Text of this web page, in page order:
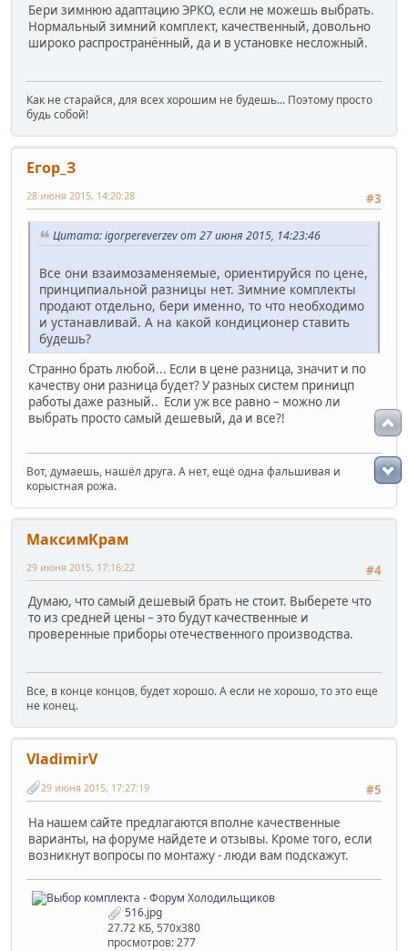
Бери зимнюю адаптацию ЭРКО, если не можешь выбрать.
Нормальный зимний комплект, качественный, довольно
широко распространённый, да и в установке несложный.
Как не старайся, для всех хорошим не будешь... Поэтому просто
будь собой!
Егор_З
#3
28 июня 2015, 14:20:28
Цитата: igorpereverzev от 27 июня 2015, 14:23:46
Все они взаимозаменяемые, ориентируйся по цене,
принципиальной разницы нет. Зимние комплекты
продают отдельно, бери именно, то что необходимо
и устанавливай. А на какой кондиционер ставить
будешь?
Странно брать любой... Если в цене разница, значит и по
качеству они разница будет? У разных систем приницп
работы даже разный.. Если уж все равно – можно ли
выбрать просто самый дешевый, да и все?!
Вот, думаешь, нашёл друга. А нет, ещё одна фальшивая и
корыстная рожа.
МаксимКрам
#4
29 июня 2015, 17:16:22
Думаю, что самый дешевый брать не стоит. Выберете что
то из средней цены – это будут качественные и
проверенные приборы отечественного производства.
Все, в конце концов, будет хорошо. А если не хорошо, то это еще
не конец.
VladimirV
#5
29 июня 2015, 17:27:19
На нашем сайте предлагаются вполне качественные
варианты, на форуме найдете и отзывы. Кроме того, если
возникнут вопросы по монтажу - люди вам подскажут.
516.jpg
27.72 КБ, 570x380
просмотров: 277